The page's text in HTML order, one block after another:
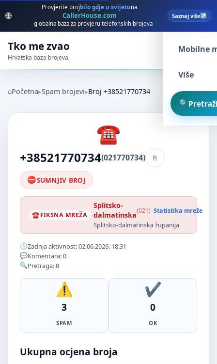
🌐
Provjerite broj bilo gdje u svijetuna
CallerHouse.com
— globalna baza za provjeru telefonskih brojeva
Saznaj više
Tko me zvao
Hrvatska baza brojeva
Spam
Mobilne
Više
Početna Spam brojevi Broj +38521770734
+38521770734(021770734)
SUMNJIV BROJ
FIKSNA MREŽA ·
Splitsko-
dalmatinska(021) Statistika mreže
Splitsko-dalmatinska županija
Zadnja aktivnost: 02.06.2026. 18:31
Komentara: 0
Pretraga: 8
3
SPAM
0
OK
Ukupna ocjena broja